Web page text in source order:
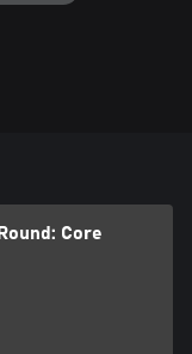
Core